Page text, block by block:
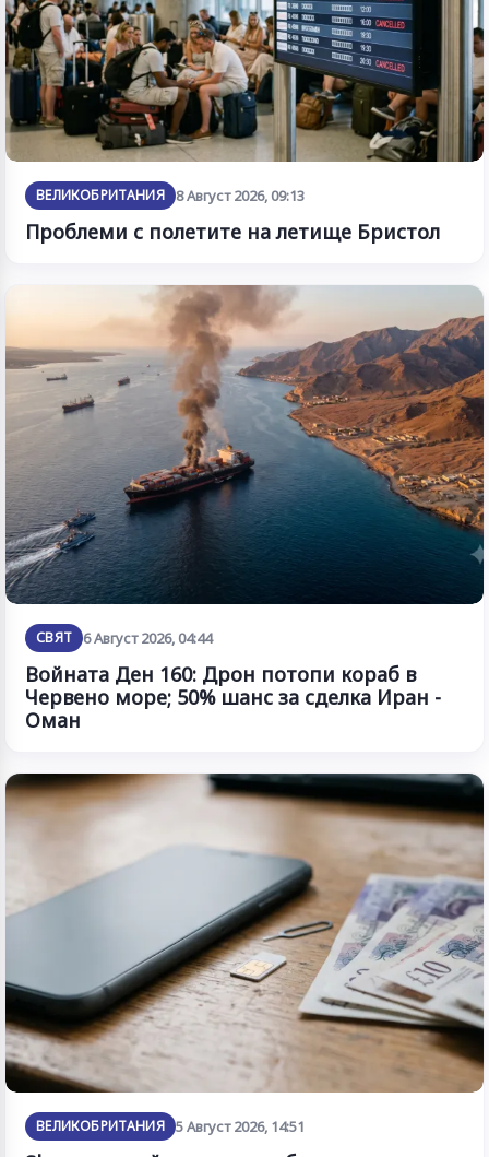
ВЕЛИКОБРИТАНИЯ 8 Август 2026, 09:13
Проблеми с полетите на летище Бристол
СВЯТ 6 Август 2026, 04:44
Войната Ден 160: Дрон потопи кораб в
Червено море; 50% шанс за сделка Иран -
Оман
ВЕЛИКОБРИТАНИЯ 5 Август 2026, 14:51